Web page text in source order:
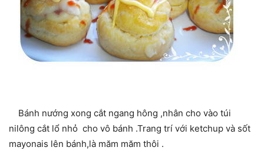
Bánh nướng xong cắt ngang hông ,nhân cho vào túi
nilông cắt lổ nhỏ cho vô bánh .Trang trí với ketchup và sốt
mayonais lên bánh,là măm măm thôi .